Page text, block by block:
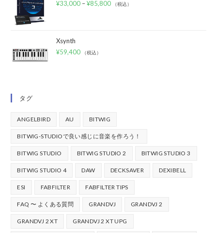
¥33,000 –¥85,800 （税込）
Xsynth
¥59,400 （税込）
タグ
ANGELBIRD AU BITWIG
BITWIG-STUDIOで良い感じに音楽を作ろう！
BITWIG STUDIO BITWIG STUDIO 2 BITWIG STUDIO 3
BITWIG STUDIO 4 DAW DECKSAVER DEXIBELL
ESI FABFILTER FABFILTER TIPS
FAQ 〜 よくある質問 GRANDVJ GRANDVJ 2
GRANDVJ 2 XT GRANDVJ 2 XT UPG